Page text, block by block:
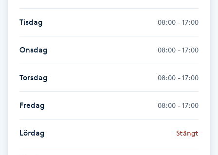
Hypnos
Hårborttagning
Hårbottenbehandling
Hårförlängning
Hårvård
Tisdag 08:00 - 17:00
Onsdag 08:00 - 17:00
Torsdag 08:00 - 17:00
Fredag 08:00 - 17:00
Lördag Stängt